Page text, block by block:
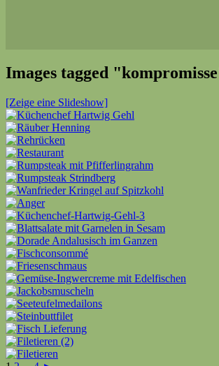
Images tagged
[Zeige eine Slideshow]